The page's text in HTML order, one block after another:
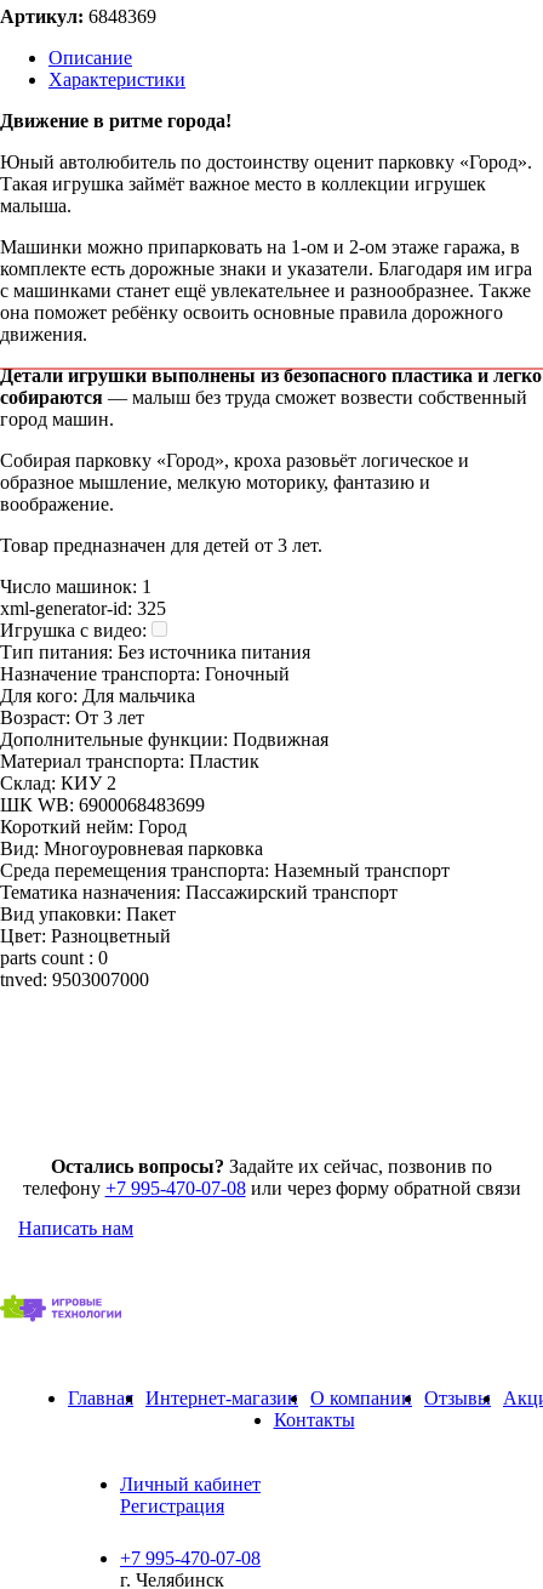
Артикул: 6848369
Описание
Характеристики
Движение в ритме города!
Юный автолюбитель по достоинству оценит парковку «Город».
Такая игрушка займёт важное место в коллекции игрушек
малыша.
Машинки можно припарковать на 1-ом и 2-ом этаже гаража, в
комплекте есть дорожные знаки и указатели. Благодаря им игра
с машинками станет ещё увлекательнее и разнообразнее. Также
она поможет ребёнку освоить основные правила дорожного
движения.
Детали игрушки выполнены из безопасного пластика и легко
собираются — малыш без труда сможет возвести собственный
город машин.
Собирая парковку «Город», кроха разовьёт логическое и
образное мышление, мелкую моторику, фантазию и
воображение.
Товар предназначен для детей от 3 лет.
Число машинок: 1
xml-generator-id: 325
Игрушка с видео:
Тип питания: Без источника питания
Назначение транспорта: Гоночный
Для кого: Для мальчика
Возраст: От 3 лет
Дополнительные функции: Подвижная
Материал транспорта: Пластик
Склад: КИУ 2
ШК WB: 6900068483699
Короткий нейм: Город
Вид: Многоуровневая парковка
Среда перемещения транспорта: Наземный транспорт
Тематика назначения: Пассажирский транспорт
Вид упаковки: Пакет
Цвет: Разноцветный
parts count : 0
tnved: 9503007000
Остались вопросы? Задайте их сейчас, позвонив по
телефону +7 995-470-07-08или через форму обратной связи
Написать нам
Главная Интернет-магазин О компании Отзывы
Контакты
Личный кабинет
Регистрация
+7 995-470-07-08
г. Челябинск